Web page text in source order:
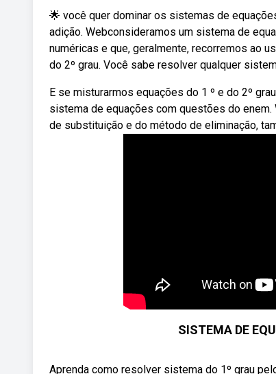
🌟 você quer dominar os sistemas de
adição. Webconsideramos um sistema de
numéricas e que, geralmente, recorremos ao
do 2º grau. Você sabe resolver qualquer
E se misturarmos equações do 1 º e do 2º
sistema de equações com questões do
de substituição e do método de eliminação,
SISTEMA DE
Aprenda como resolver sistema do 1º grau